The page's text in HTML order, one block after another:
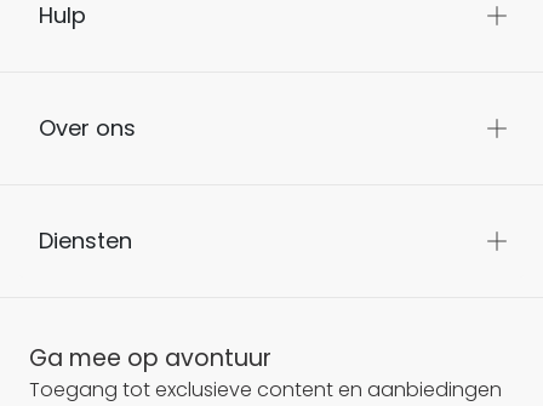
Hulp
Over ons
Diensten
Ga mee op avontuur
Toegang tot exclusieve content en aanbiedingen